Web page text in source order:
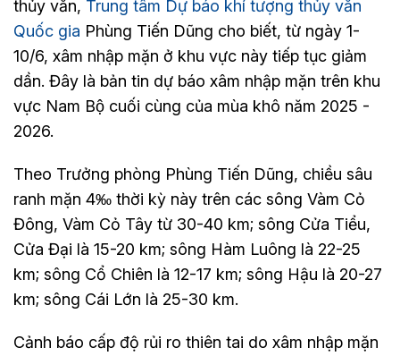
thủy văn, Trung tâm Dự báo khí tượng thủy văn
Quốc gia Phùng Tiến Dũng cho biết, từ ngày 1-
10/6, xâm nhập mặn ở khu vực này tiếp tục giảm
dần. Đây là bản tin dự báo xâm nhập mặn trên khu
vực Nam Bộ cuối cùng của mùa khô năm 2025 -
2026.
Theo Trưởng phòng Phùng Tiến Dũng, chiều sâu
ranh mặn 4‰ thời kỳ này trên các sông Vàm Cỏ
Đông, Vàm Cỏ Tây từ 30-40 km; sông Cửa Tiểu,
Cửa Đại là 15-20 km; sông Hàm Luông là 22-25
km; sông Cổ Chiên là 12-17 km; sông Hậu là 20-27
km; sông Cái Lớn là 25-30 km.
Cảnh báo cấp độ rủi ro thiên tai do xâm nhập mặn